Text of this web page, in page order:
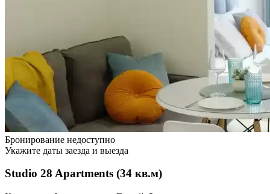
Бронирование недоступно
Укажите даты заезда и выезда
Studio 28 Apartments (34 кв.м)